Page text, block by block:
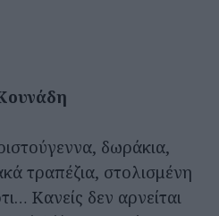
δωράκια,
τραπέζια, στολισμένη
Κανείς δεν αρνείται